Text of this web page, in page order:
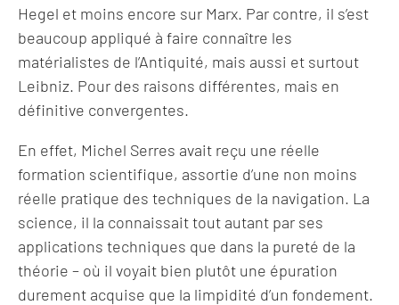
Hegel et moins encore sur Marx. Par contre, il s’est
beaucoup appliqué à faire connaître les
matérialistes de l’Antiquité, mais aussi et surtout
Leibniz. Pour des raisons différentes, mais en
définitive convergentes.
En effet, Michel Serres avait reçu une réelle
formation scientifique, assortie d’une non moins
réelle pratique des techniques de la navigation. La
science, il la connaissait tout autant par ses
applications techniques que dans la pureté de la
théorie – où il voyait bien plutôt une épuration
durement acquise que la limpidité d’un fondement.